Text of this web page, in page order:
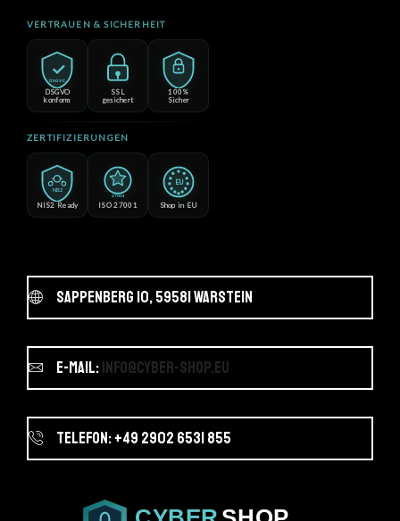
VERTRAUEN & SICHERHEIT
DSGVO
DSGVO
konform
SSL
gesichert
100%
Sicher
ZERTIFIZIERUNGEN
NIS2
NIS2 Ready
27001
ISO 27001
EU
Shop in EU
Sappenberg 10, 59581 Warstein
E-Mail:info@cyber-shop.eu
Telefon: +49 2902 6531 855